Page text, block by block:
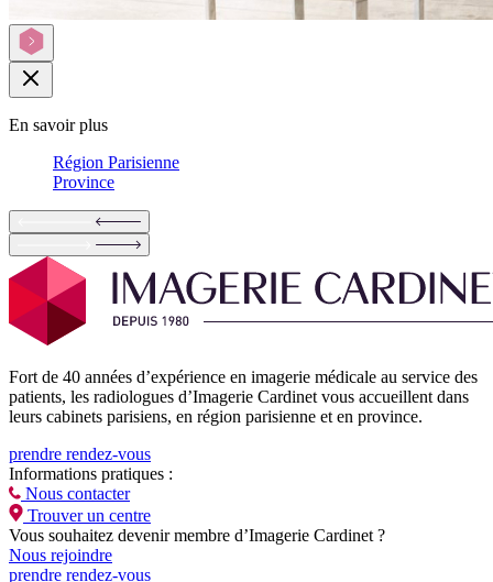
En savoir plus
Région Parisienne
Province
Fort de 40 années d’expérience en imagerie médicale au service des
patients, les radiologues d’Imagerie Cardinet vous accueillent dans
leurs cabinets parisiens, en région parisienne et en province.
prendre rendez-vous
Informations pratiques :
Nous contacter
Trouver un centre
Vous souhaitez devenir membre d’Imagerie Cardinet ?
Nous rejoindre
prendre rendez-vous